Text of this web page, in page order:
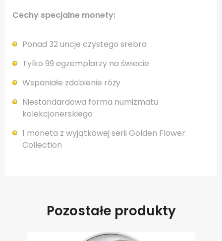
Cechy specjalne monety:
Ponad 32 uncje czystego srebra
Tylko 99 egzemplarzy na świecie
Wspaniałe zdobienie róży
Niestandardowa forma numizmatu
kolekcjonerskiego
1 moneta z wyjątkowej serii Golden Flower
Collection
Pozostałe produkty